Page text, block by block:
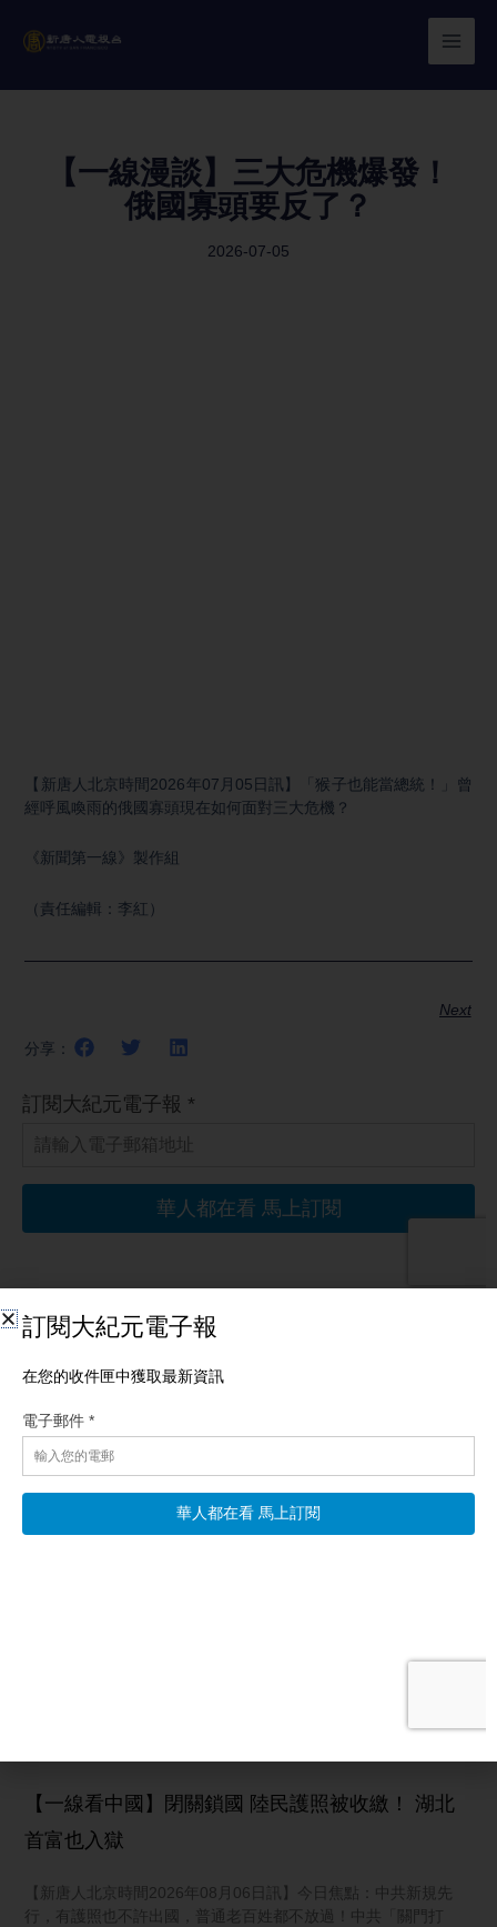
【一線漫談】三大危機爆發！
俄國寡頭要反了？
2026-07-05
【新唐人北京時間2026年07月05日訊】「猴子也能當總統！」曾
經呼風喚雨的俄國寡頭現在如何面對三大危機？
《新聞第一線》製作組
（責任編輯：李紅）
Next
分享：
相關文章
重要智囊析美台海巡同框；炸彈無人機闖德國機場 德內政部長：
【一線看中國】閉關鎖國 陸民護照被收繳！ 湖北
首富也入獄
【新唐人北京時間2026年08月06日訊】今日焦點：中共新規先
行，有護照也不許出國，普通老百姓都不放過！中共「關門打